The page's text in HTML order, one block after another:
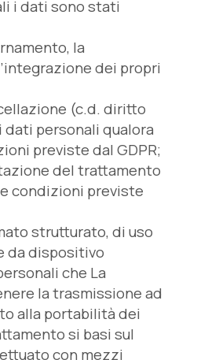
i dati sono stati
la
dei propri
(c.d. diritto
dati personali qualora
previste dal GDPR;
del trattamento
condizioni previste
strutturato, di uso
da dispositivo
che La
la trasmissione ad
alla portabilità dei
si basi sul
con mezzi